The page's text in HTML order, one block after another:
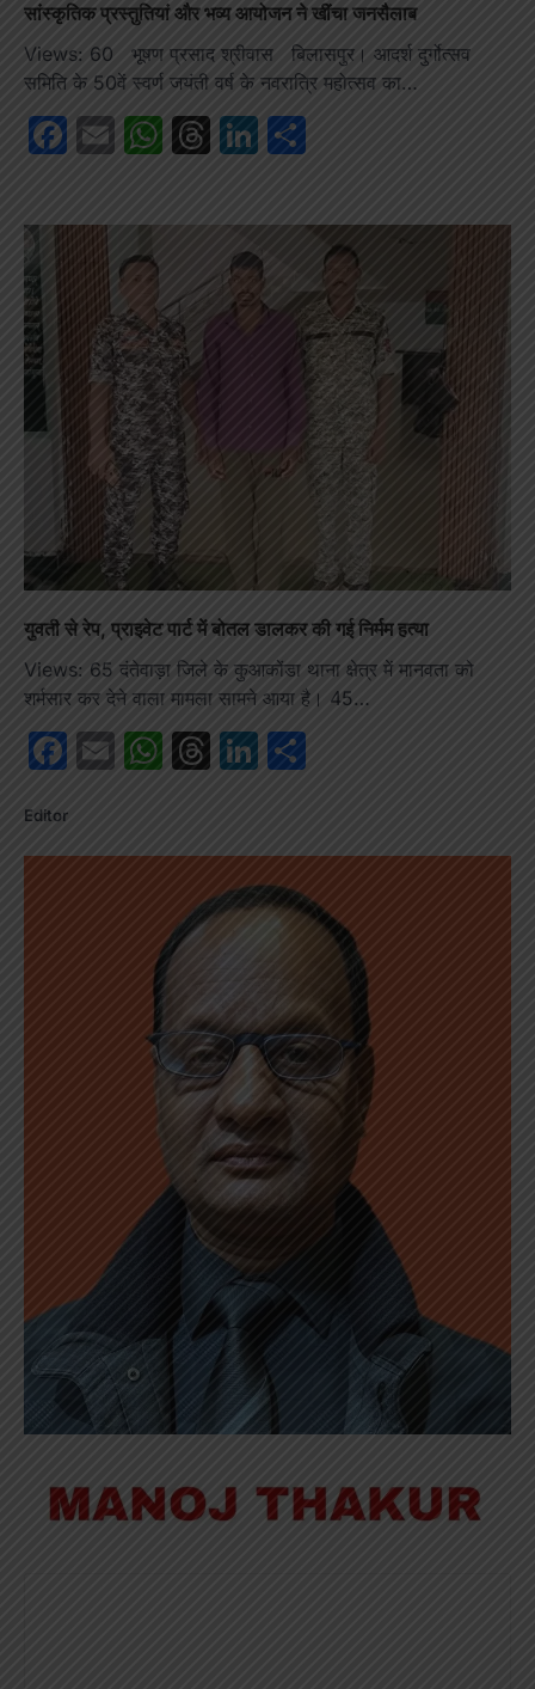
सांस्कृतिक प्रस्तुतियां और भव्य आयोजन ने खींचा जनसैलाब
Views: 60 भूषण प्रसाद श्रीवास बिलासपुर। आदर्श दुर्गोत्सव
समिति के 50वें स्वर्ण जयंती वर्ष के नवरात्रि महोत्सव का…
Facebook
EmailWhatsApp
Threads
LinkedIn
युवती से रेप, प्राइवेट पार्ट में बोतल डालकर की गई निर्मम हत्या
Views: 65 दंतेवाड़ा जिले के कुआकोंडा थाना क्षेत्र में मानवता को
शर्मसार कर देने वाला मामला सामने आया है। 45…
Facebook
EmailWhatsApp
Threads
LinkedIn
Editor